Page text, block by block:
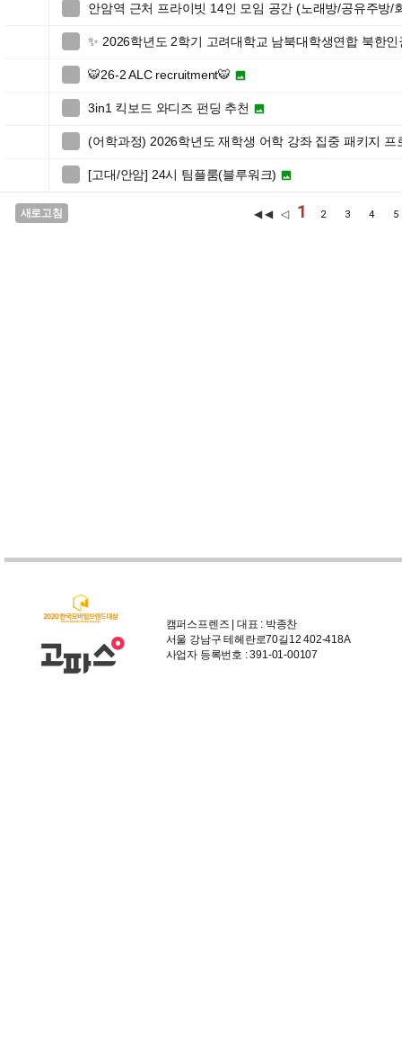
안암역 근처 프라이빗 14인 모임 공간 (노래방/공유주방/
✨ 2026학년도 2학기 고려대학교 남북대학생연합 북한
🐯26-2 ALC recruitment🐯 
3in1 킥보드 와디즈 펀딩 추천 
(어학과정) 2026학년도 재학생 어학 강좌 집중 패키지 프
[고대/안암] 24시 팀플룸(블루워크) 
새로고침 ◀◀ ◁ 1 2 3 4
캠퍼스프렌즈 | 대표 : 박종찬
서울 강남구 테헤란로70길12 402-418A
사업자 등록번호 : 391-01-00107